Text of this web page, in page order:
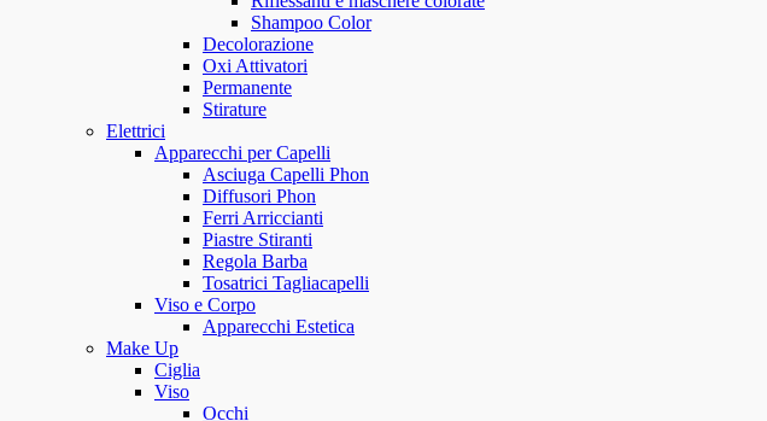
Shampoo Color
Decolorazione
Oxi Attivatori
Permanente
Stirature
Elettrici
Apparecchi per Capelli
Asciuga Capelli Phon
Diffusori Phon
Ferri Arriccianti
Piastre Stiranti
Regola Barba
Tosatrici Tagliacapelli
Viso e Corpo
Apparecchi Estetica
Make Up
Ciglia
Viso
Occhi